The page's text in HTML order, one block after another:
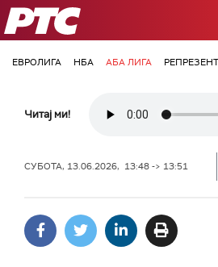
РТС
ЕВРОЛИГА НБА АБА ЛИГА
Читај ми!
СУБОТА, 13.06.2026, 13:48 -> 13:51